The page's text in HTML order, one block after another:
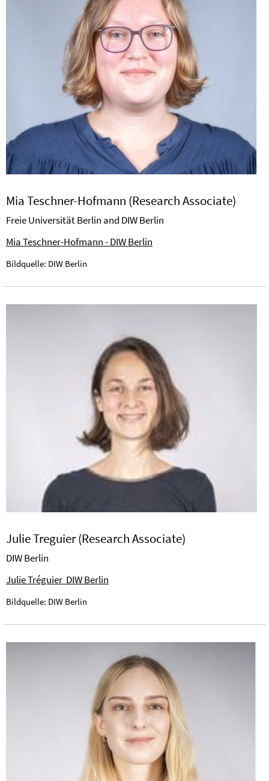
Mia Teschner-Hofmann (Research Associate)
Freie Universität Berlin and DIW Berlin
Mia Teschner-Hofmann - DIW Berlin
Bildquelle: DIW Berlin
Julie Treguier (Research Associate)
DIW Berlin
Julie Tréguier DIW Berlin
Bildquelle: DIW Berlin